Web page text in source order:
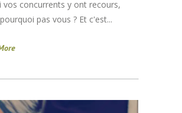
vos concurrents y ont recours,
pas vous ? Et c'est...